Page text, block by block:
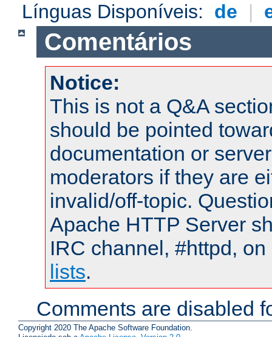
Línguas Disponíveis: de |
Comentários
Notice:
This is not a Q&A
should be pointed
documentation or
moderators if they are
invalid/off-topic.
Apache HTTP Server
IRC channel, #httpd,
lists.
Comments are disabled
Copyright 2020 The Apache Software Foundation.